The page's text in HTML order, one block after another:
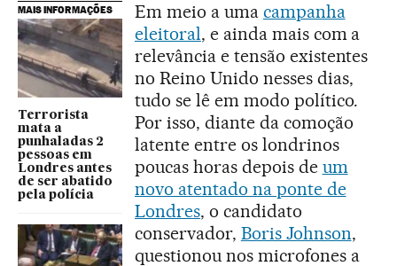
MAIS INFORMAÇÕES
Terrorista
mata a
punhaladas 2
pessoas em
Londres antes
de ser abatido
pela polícia
Em meio a uma campanha
eleitoral, e ainda mais com a
relevância e tensão existentes
no Reino Unido nesses dias,
tudo se lê em modo político.
Por isso, diante da comoção
latente entre os londrinos
poucas horas depois de um
novo atentado na ponte de
Londres, o candidato
conservador, Boris Johnson,
questionou nos microfones a